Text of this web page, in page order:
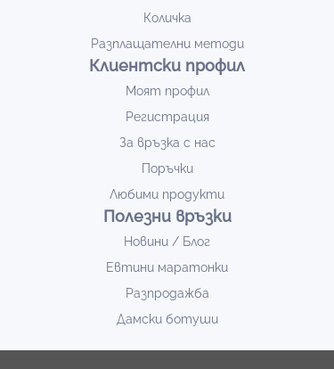
Количка
Разплащателни методи
Клиентски профил
Моят профил
Регистрация
За връзка с нас
Поръчки
Любими продукти
Полезни връзки
Новини / Блог
Евтини маратонки
Разпродажба
Дамски ботуши